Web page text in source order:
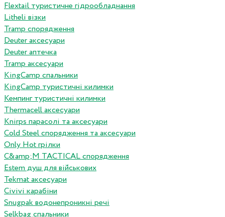
Flextail туристичне гідрообладнання
Litheli візки
Tramp спорядження
Deuter аксесуари
Deuter аптечка
Tramp аксесуари
KingCamp спальники
KingCamp туристичні килимки
Кемпинг туристичні килимки
Thermacell аксесуари
Knirps парасолі та аксесуари
Cold Steel спорядження та аксесуари
Only Hot грілки
C&amp;M TACTICAL спорядження
Estem душ для військових
Tekmat аксесуари
Сivivi карабіни
Snugpak водонепроникні речі
Selkbag спальники